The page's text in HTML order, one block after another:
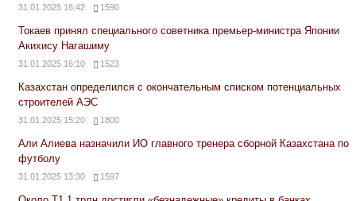
31.01.2025 16:42 1590
Токаев принял специального советника премьер-министра Японии
Акихису Нагашиму
31.01.2025 16:10 1523
Казахстан определился с окончательным списком потенциальных
строителей АЭС
31.01.2025 15:20 1800
Али Алиева назначили ИО главного тренера сборной Казахстана по
футболу
31.01.2025 13:30 1597